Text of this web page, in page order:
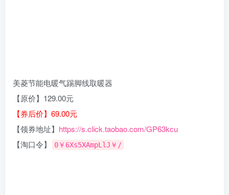
美菱节能电暖气踢脚线取暖器
【原价】129.00元
【券后价】69.00元
【领券地址】 https://s.click.taobao.com/GP63kcu
【淘口令】
0￥6Xs5XAmpLlJ￥/